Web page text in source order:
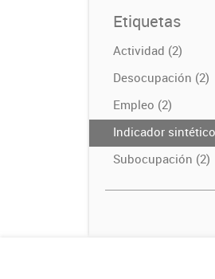
Etiquetas
Actividad (2)
Desocupación (2)
Empleo (2)
Indicador
Subocupación (2)